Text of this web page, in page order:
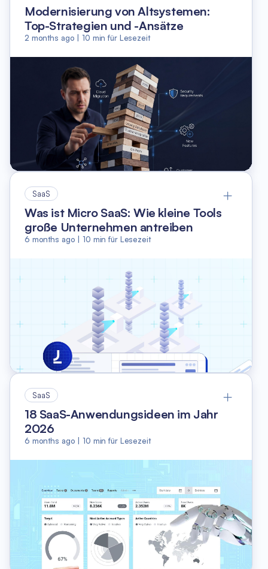
Modernisierung von Altsystemen:
Top-Strategien und -Ansätze
2 months ago |10 min für Lesezeit
SaaS
Was ist Micro SaaS: Wie kleine Tools
große Unternehmen antreiben
6 months ago |10 min für Lesezeit
SaaS
18 SaaS-Anwendungsideen im Jahr
2026
6 months ago |10 min für Lesezeit